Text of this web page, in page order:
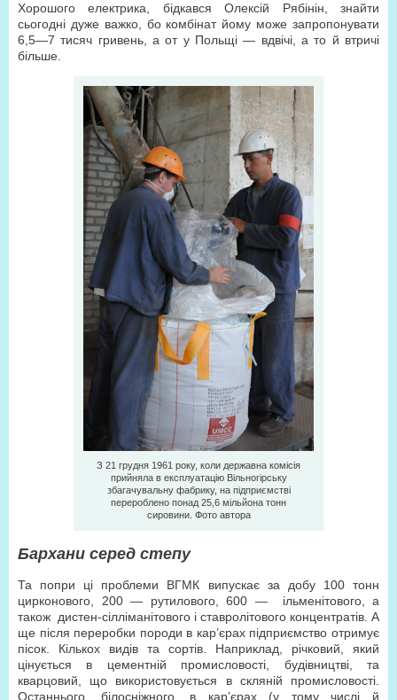
Хорошого електрика, бідкався Олексій Рябінін, знайти
сьогодні дуже важко, бо комбінат йому може запропонувати
6,5—7 тисяч гривень, а от у Польщі — вдвічі, а то й втричі
більше.
З 21 грудня 1961 року, коли державна комісія
прийняла в експлуатацію Вільногірську
збагачувальну фабрику, на підприємстві
перероблено понад 25,6 мільйона тонн
сировини. Фото автора
Бархани серед степу
Та попри ці проблеми ВГМК випускає за добу 100 тонн
цирконового, 200 — рутилового, 600 — ільменітового, а
також дистен-сілліманітового і ставролітового концентратів. А
ще після переробки породи в кар’єрах підприємство отримує
пісок. Кількох видів та сортів. Наприклад, річковий, який
цінується в цементній промисловості, будівництві, та
кварцовий, що використовується в скляній промисловості.
Останнього, білосніжного, в кар’єрах (у тому числі й